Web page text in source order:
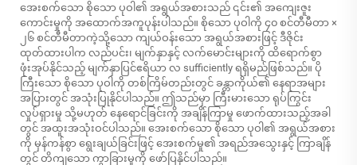
အေးစက်သော စိုသော ပုဝါ၏ အရွယ်အစားသည် ၎င်း၏ အကျေးဇူး
ကောင်းမှုကို အထောက်အကူပုန်းပါသည်။ စိုသော ပုဝါကို ၄၀ စင်တီမီတာ ×
၂၆ စင်တီမီတာကဲ့သို့သော ကျယ်ဝန်းသော အရွယ်အစားဖြင့် ဒီဇိုင်း
ထုတ်ထားပါက လည်ပင်း၊ မျက်နှာနှင့် လက်မောင်းများကို ထိရောက်စွာ
ဖုံးအုပ်နိုင်သည့် မျက်နှာပြင်ဧရိယာ လ sufficiently ရရှိမည်ဖြစ်သည်။ ပို
ကြီးသော စိုသော ပုဝါကို တစ်ကြိမ်တည်းတွင် ခန္တာကိုယ်၏ နေရာအများ
အပြားတွင် အသုံးပြုနိုင်ပါသည်။ ဤသည်မှာ ကြီးမားသော ရုပ်ကြွင်း
လှုပ်ရှားမှု သို့မဟုတ် နေရောင်ခြင်းကို အချိန်ကြာမှု ဖောက်ထားသည့်အခါ
တွင် အထူးအသုံးဝင်ပါသည်။ အေးစက်သော စိုသော ပုဝါ၏ အရွယ်အစား
ကို မှန်ကန်စွာ ရွေးချယ်ခြင်းဖြင့် အေးစက်မှု၏ အရည်အသွေးနှင့် ကြာချိန်
တွင် တိကျသော ကွာခြားမှုကို ဖော်ပြနိုင်ပါသည်။